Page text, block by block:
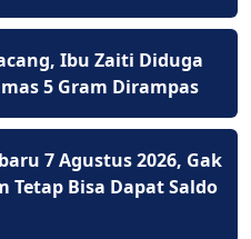
Ibu Zaiti Diduga
5 Gram Dirampas
7 Agustus 2026, Gak
Tetap Bisa Dapat Saldo